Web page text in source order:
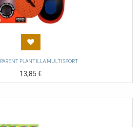
PLANTILLA MULTISPORT
13,85€